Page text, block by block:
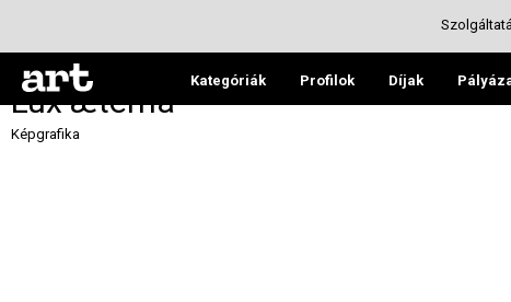
Kategóriák Profilok Díjak
Lux æterna
Képgrafika